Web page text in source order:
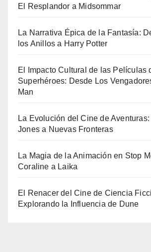
El Resplandor a Midsommar
La Narrativa Épica de la Fantasía:
los Anillos a Harry Potter
El Impacto Cultural de las Películas
Superhéroes: Desde Los
Man
La Evolución del Cine de
Jones a Nuevas Fronteras
La Magia de la Animación en Stop
Coraline a Laika
El Renacer del Cine de Ciencia
Explorando la Influencia de Dune